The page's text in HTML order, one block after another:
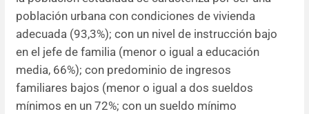
población urbana con condiciones de vivienda
adecuada (93,3%); con un nivel de instrucción bajo
en el jefe de familia (menor o igual a educación
media, 66%); con predominio de ingresos
familiares bajos (menor o igual a dos sueldos
mínimos en un 72%; con un sueldo mínimo